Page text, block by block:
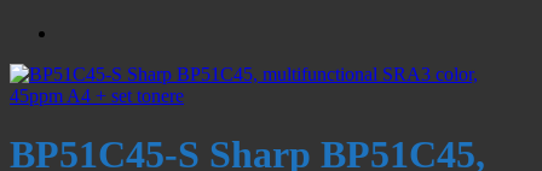
BP51C45-S Sharp BP51C45,